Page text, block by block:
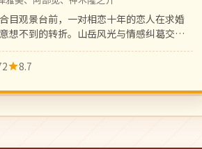
目观景台前，一对相恋十年的恋人在求婚
想不到的转折。山岳风光与情感纠葛交织
片。
8.7